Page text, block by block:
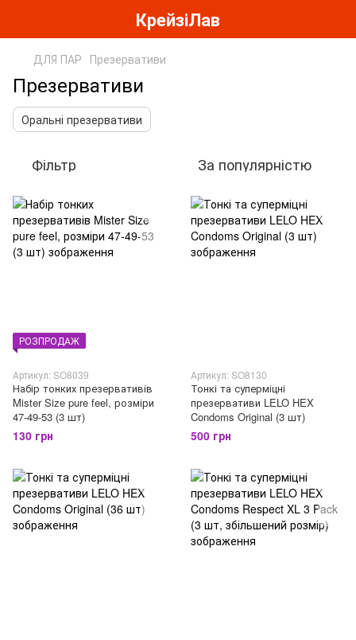
КрейзіЛав
ДЛЯ ПАР Презервативи
Презервативи
Оральні презервативи
Фільтр За популярністю
РОЗПРОДАЖ
Артикул: SO8039
Набір тонких презервативів
Mister Size pure feel, розміри
47-49-53 (3 шт)
130 грн
Артикул: SO8130
Тонкі та суперміцні
презервативи LELO HEX
Condoms Original (3 шт)
500 грн